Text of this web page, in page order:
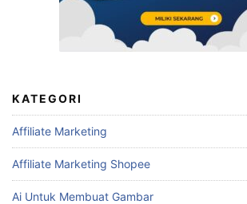
KATEGORI
Affiliate Marketing
Affiliate Marketing Shopee
Ai Untuk Membuat Gambar